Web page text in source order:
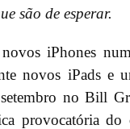
são de esperar.
iPhones
novos iPads e
no Bill
provocatória